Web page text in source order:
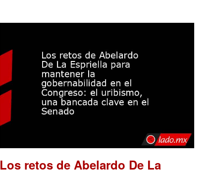
Los retos de Abelardo De La